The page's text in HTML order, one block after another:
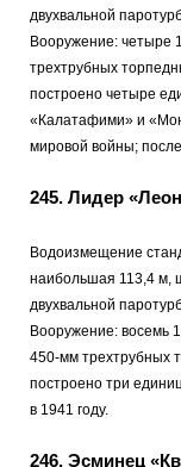
двухвальной
Вооружение: четыре
трехтрубных
построено четыре
«Калатафими» и
мировой войны;
245. Лидер
Водоизмещение
наибольшая 113,4 м,
двухвальной
Вооружение: восемь
450-мм трехтрубных
построено три
в 1941 году.
246. Эсминец